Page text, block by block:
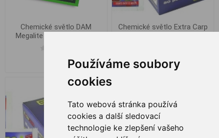
Používáme soubory
cookies
Tato webová stránka používá
cookies a další sledovací
technologie ke zlepšení vašeho
Chemické světlo DAM
Megalite žluté 4.5x39mm
€ 0,49
Chemické světlo Extra Carp
€ 0,49